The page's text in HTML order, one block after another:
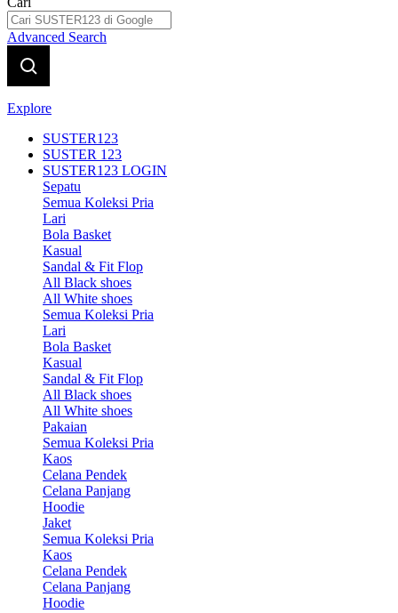
Advanced Search
Explore
SUSTER123
SUSTER 123
SUSTER123 LOGIN
Sepatu
Semua Koleksi Pria
Lari
Bola Basket
Kasual
Sandal & Fit Flop
All Black shoes
All White shoes
Semua Koleksi Pria
Lari
Bola Basket
Kasual
Sandal & Fit Flop
All Black shoes
All White shoes
Pakaian
Semua Koleksi Pria
Kaos
Celana Pendek
Celana Panjang
Hoodie
Jaket
Semua Koleksi Pria
Kaos
Celana Pendek
Celana Panjang
Hoodie